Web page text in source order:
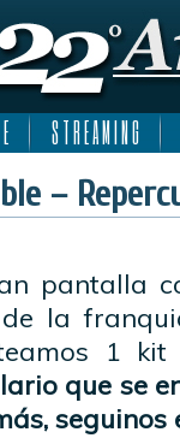
S T R E A M I N G
–
pantalla
la
1
que se
seguinos